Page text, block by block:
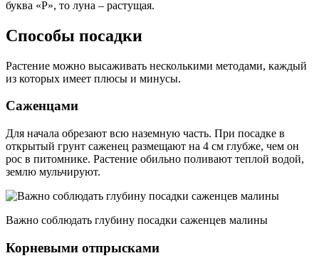
буква «Р», то луна – растущая.
Способы посадки
Растение можно высаживать несколькими методами, каждый
из которых имеет плюсы и минусы.
Саженцами
Для начала обрезают всю наземную часть. При посадке в
открытый грунт саженец размещают на 4 см глубже, чем он
рос в питомнике. Растение обильно поливают теплой водой,
землю мульчируют.
Важно соблюдать глубину посадки саженцев малины
Корневыми отпрысками